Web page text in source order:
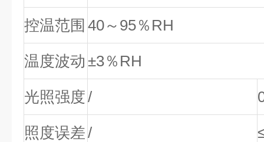
控温范围 40～95％RH
温度波动 ±3％RH
光照强度/
照度误差/